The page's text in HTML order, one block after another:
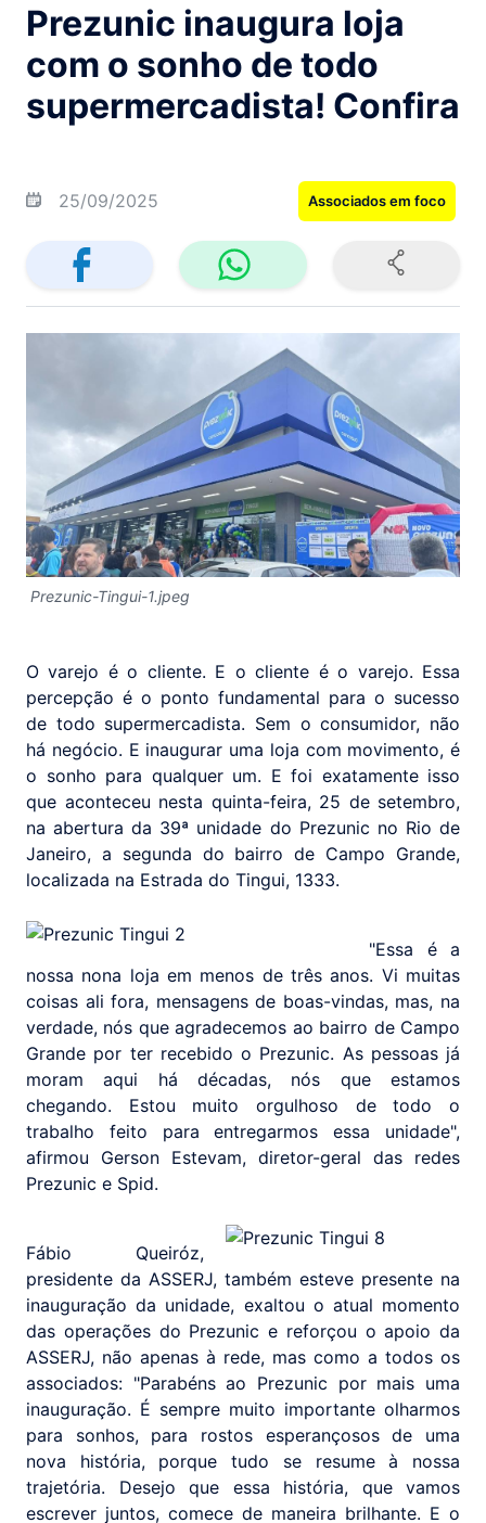
Prezunic inaugura loja
com o sonho de todo
supermercadista! Confira
25/09/2025 Associados em foco
Prezunic-Tingui-1.jpeg
O varejo é o cliente. E o cliente é o varejo. Essa
percepção é o ponto fundamental para o sucesso
de todo supermercadista. Sem o consumidor, não
há negócio. E inaugurar uma loja com movimento, é
o sonho para qualquer um. E foi exatamente isso
que aconteceu nesta quinta-feira, 25 de setembro,
na abertura da 39ª unidade do Prezunic no Rio de
Janeiro, a segunda do bairro de Campo Grande,
localizada na Estrada do Tingui, 1333.
"Essa é a
nossa nona loja em menos de três anos. Vi muitas
coisas ali fora, mensagens de boas-vindas, mas, na
verdade, nós que agradecemos ao bairro de Campo
Grande por ter recebido o Prezunic. As pessoas já
moram aqui há décadas, nós que estamos
chegando. Estou muito orgulhoso de todo o
trabalho feito para entregarmos essa unidade",
afirmou Gerson Estevam, diretor-geral das redes
Prezunic e Spid.
Fábio Queiróz,
presidente da ASSERJ, também esteve presente na
inauguração da unidade, exaltou o atual momento
das operações do Prezunic e reforçou o apoio da
ASSERJ, não apenas à rede, mas como a todos os
associados: "Parabéns ao Prezunic por mais uma
inauguração. É sempre muito importante olharmos
para sonhos, para rostos esperançosos de uma
nova história, porque tudo se resume à nossa
trajetória. Desejo que essa história, que vamos
escrever juntos, comece de maneira brilhante. E o